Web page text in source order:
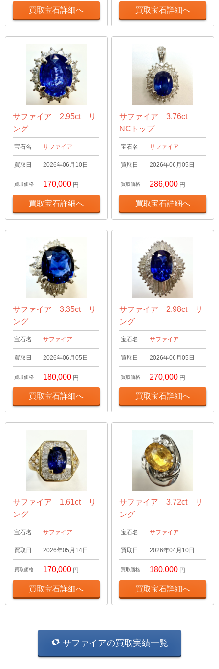
買取宝石詳細へ 買取宝石詳細へ
サファイア 2.95ct リ
ング
宝石名 サファイア
買取日 2026年06月10日
買取価格 170,000 円
買取宝石詳細へ
サファイア 3.76ct
NCトップ
宝石名 サファイア
買取日 2026年06月05日
買取価格 286,000 円
買取宝石詳細へ
サファイア 3.35ct リ
ング
宝石名 サファイア
買取日 2026年06月05日
買取価格 180,000 円
買取宝石詳細へ
サファイア 2.98ct リ
ング
宝石名 サファイア
買取日 2026年06月05日
買取価格 270,000 円
買取宝石詳細へ
サファイア 1.61ct リ
ング
宝石名 サファイア
買取日 2026年05月14日
買取価格 170,000 円
買取宝石詳細へ
サファイア 3.72ct リ
ング
宝石名 サファイア
買取日 2026年04月10日
買取価格 180,000 円
買取宝石詳細へ
サファイアの買取実績一覧